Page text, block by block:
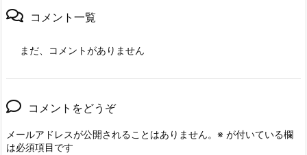
コメント一覧
まだ、コメントがありません
コメントをどうぞ
メールアドレスが公開されることはありません。 ※ が付いている欄
は必須項目です